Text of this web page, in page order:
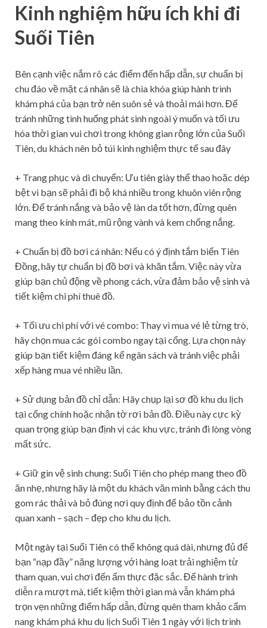
Kinh nghiệm hữu ích khi đi
Suối Tiên
Bên cạnh việc nắm rõ các điểm đến hấp dẫn, sự chuẩn bị
chu đáo về mặt cá nhân sẽ là chìa khóa giúp hành trình
khám phá của bạn trở nên suôn sẻ và thoải mái hơn. Để
tránh những tình huống phát sinh ngoài ý muốn và tối ưu
hóa thời gian vui chơi trong không gian rộng lớn của Suối
Tiên, du khách nên bỏ túi kinh nghiệm thực tế sau đây
+ Trang phục và di chuyển: Ưu tiên giày thể thao hoặc dép
bệt vì bạn sẽ phải đi bộ khá nhiều trong khuôn viên rộng
lớn. Để tránh nắng và bảo vệ làn da tốt hơn, đừng quên
mang theo kính mát, mũ rộng vành và kem chống nắng.
+ Chuẩn bị đồ bơi cá nhân: Nếu có ý định tắm biển Tiên
Đồng, hãy tự chuẩn bị đồ bơi và khăn tắm. Việc này vừa
giúp bạn chủ động về phong cách, vừa đảm bảo vệ sinh và
tiết kiệm chi phí thuê đồ.
+ Tối ưu chi phí với vé combo: Thay vì mua vé lẻ từng trò,
hãy chọn mua các gói combo ngay tại cổng. Lựa chọn này
giúp bạn tiết kiệm đáng kể ngân sách và tránh việc phải
xếp hàng mua vé nhiều lần.
+ Sử dụng bản đồ chỉ dẫn: Hãy chụp lại sơ đồ khu du lịch
tại cổng chính hoặc nhận tờ rơi bản đồ. Điều này cực kỳ
quan trọng giúp bạn định vị các khu vực, tránh đi lòng vòng
mất sức.
+ Giữ gìn vệ sinh chung: Suối Tiên cho phép mang theo đồ
ăn nhẹ, nhưng hãy là một du khách văn minh bằng cách thu
gom rác thải và bỏ đúng nơi quy định để bảo tồn cảnh
quan xanh – sạch – đẹp cho khu du lịch.
Một ngày tại Suối Tiên có thể không quá dài, nhưng đủ để
bạn “nạp đầy” năng lượng với hàng loạt trải nghiệm từ
tham quan, vui chơi đến ẩm thực đặc sắc. Để hành trình
diễn ra mượt mà, tiết kiệm thời gian mà vẫn khám phá
trọn vẹn những điểm hấp dẫn, đừng quên tham khảo cẩm
nang khám phá khu du lịch Suối Tiên 1 ngày với lịch trình